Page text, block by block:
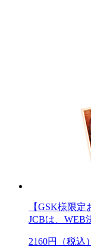
【GSK様限
JCBは、WEB
2160円（税込）